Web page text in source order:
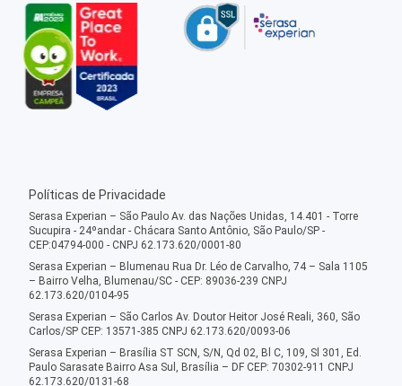
Políticas de Privacidade
Serasa Experian – São Paulo Av. das Nações Unidas, 14.401 - Torre
Sucupira - 24ºandar - Chácara Santo Antônio, São Paulo/SP -
CEP:04794-000 - CNPJ 62.173.620/0001-80
Serasa Experian – Blumenau Rua Dr. Léo de Carvalho, 74 – Sala 1105
– Bairro Velha, Blumenau/SC - CEP: 89036-239 CNPJ
62.173.620/0104-95
Serasa Experian – São Carlos Av. Doutor Heitor José Reali, 360, São
Carlos/SP CEP: 13571-385 CNPJ 62.173.620/0093-06
Serasa Experian – Brasília ST SCN, S/N, Qd 02, Bl C, 109, Sl 301, Ed.
Paulo Sarasate Bairro Asa Sul, Brasília – DF CEP: 70302-911 CNPJ
62.173.620/0131-68